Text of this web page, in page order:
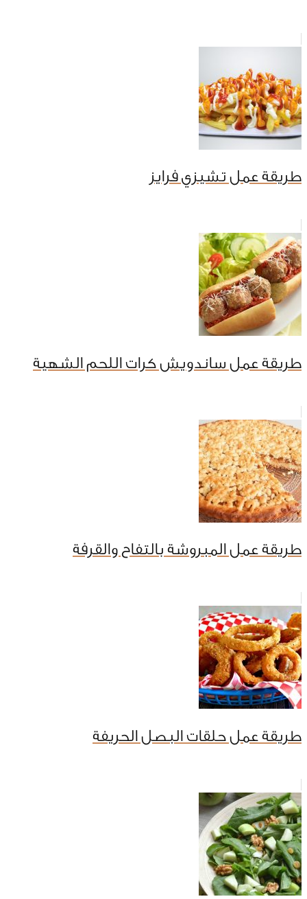
طريقة عمل تشيزي فرايز
طريقة عمل ساندويش كرات اللحم الشهية
طريقة عمل المبروشة بالتفاح والقرفة
طريقة عمل حلقات البصل الحريفة